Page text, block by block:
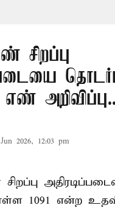
சிறப்பு
2026, 12:03 pm
1091 என்ற